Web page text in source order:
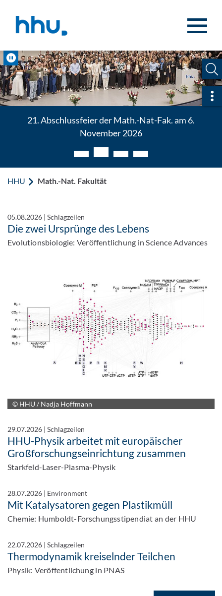
21. Abschlussfeier der Math.-Nat-Fak. am 6.
November 2026
Pause
HHU Math.-Nat. Fakultät
05.08.2026 |Schlagzeilen
Die zwei Ursprünge des Lebens
Evolutionsbiologie: Veröffentlichung in Science Advances
© HHU / Nadja Hoffmann
29.07.2026 |Schlagzeilen
HHU-Physik arbeitet mit europäischer
Großforschungseinrichtung zusammen
Starkfeld-Laser-Plasma-Physik
28.07.2026 | Environment
Mit Katalysatoren gegen Plastikmüll
Chemie: Humboldt-Forschungsstipendiat an der HHU
22.07.2026 |Schlagzeilen
Thermodynamik kreiselnder Teilchen
Physik: Veröffentlichung in PNAS